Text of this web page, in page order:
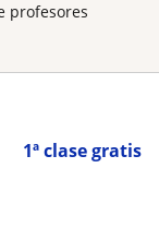
profesores
1ª clase gratis